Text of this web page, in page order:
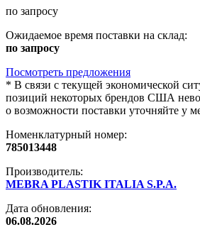
по запросу
Ожидаемое время поставки на склад:
по запросу
Посмотреть предложения
* В связи с текущей экономической
позиций некоторых брендов США
о возможности поставки уточняйте у
Номенклатурный номер:
785013448
Производитель:
MEBRA PLASTIK ITALIA S.P.A.
Дата обновления:
06.08.2026